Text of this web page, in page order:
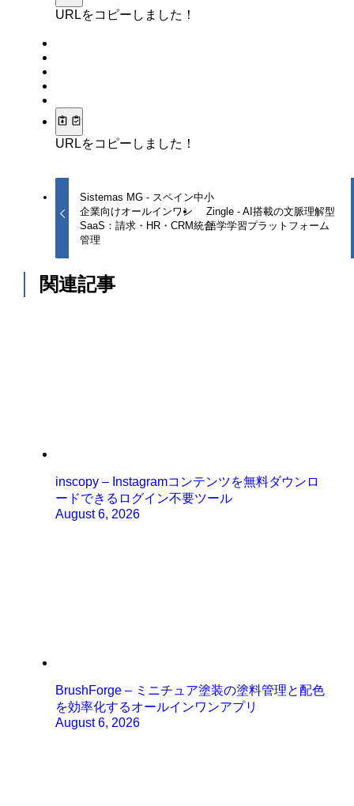
URLをコピーしました！
URLをコピーしました！
Sistemas MG - スペイン中小
企業向けオールインワン
SaaS：請求・HR・CRM統合
管理
Zingle - AI搭載の文脈理解型
語学学習プラットフォーム
関連記事
inscopy – Instagramコンテンツを無料ダウンロ
ードできるログイン不要ツール
August 6, 2026
BrushForge – ミニチュア塗装の塗料管理と配色
を効率化するオールインワンアプリ
August 6, 2026